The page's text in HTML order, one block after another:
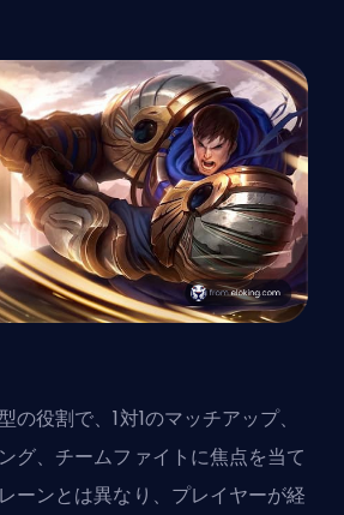
の役割で、1対1のマッチアップ、
グ、チームファイトに焦点を当て
ーンとは異なり、プレイヤーが経